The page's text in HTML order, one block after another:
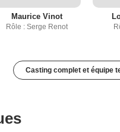
Maurice Vinot
Rôle : Serge Renot
Casting complet et équipe